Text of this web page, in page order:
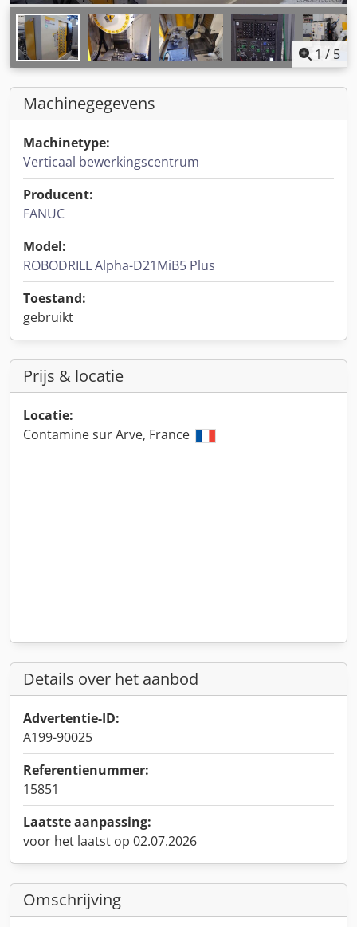
1 / 5
Machinegegevens
Machinetype:
Verticaal bewerkingscentrum
Producent:
FANUC
Model:
ROBODRILL Alpha-D21MiB5 Plus
Toestand:
gebruikt
Prijs & locatie
Locatie:
Contamine sur Arve, France
Details over het aanbod
Advertentie-ID:
A199-90025
Referentienummer:
15851
Laatste aanpassing:
voor het laatst op 02.07.2026
Omschrijving